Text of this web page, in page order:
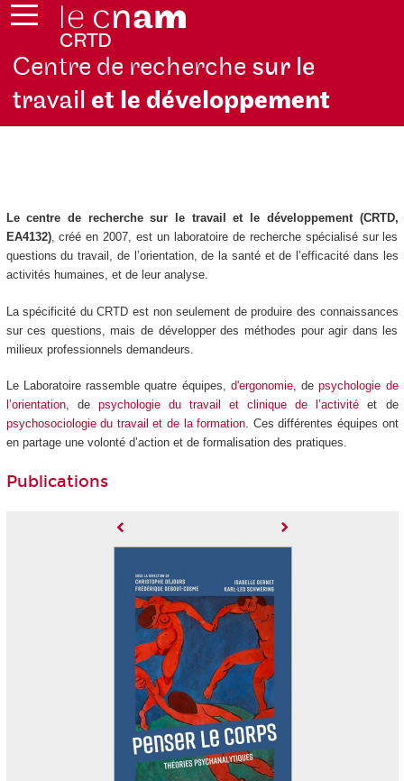
Centre de recherche sur le
travailet le développement
Le centre de recherche sur le travail et le développement (CRTD,
EA4132), créé en 2007, est un laboratoire de recherche spécialisé sur les
questions du travail, de l’orientation, de la santé et de l’efficacité dans les
activités humaines, et de leur analyse.
La spécificité du CRTD est non seulement de produire des connaissances
sur ces questions, mais de développer des méthodes pour agir dans les
milieux professionnels demandeurs.
Le Laboratoire rassemble quatre équipes, d'ergonomie, depsychologie de
l’orientation, de psychologie du travail et clinique de l’activité et de
psychosociologie du travail et de la formation. Ces différentes équipes ont
en partage une volonté d’action et de formalisation des pratiques.
Publications